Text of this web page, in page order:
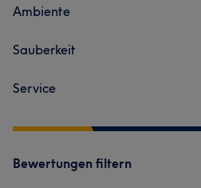
Ambiente
Sauberkeit
Service
Bewertungen filtern